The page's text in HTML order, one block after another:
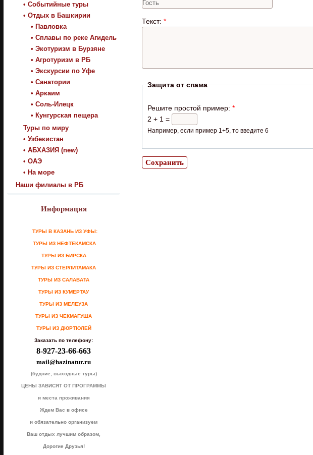
• Событийные туры
• Отдых в Башкирии
• Павловка
• Сплавы по реке Агидель
• Экотуризм в Бурзяне
• Агротуризм в РБ
• Экскурсии по Уфе
• Санатории
• Аркаим
• Соль-Илецк
• Кунгурская пещера
Туры по миру
• Узбекистан
• АБХАЗИЯ (new)
• ОАЭ
• На море
Наши филиалы в РБ
Информация
ТУРЫ В КАЗАНЬ ИЗ УФЫ:
ТУРЫ ИЗ НЕФТЕКАМСКА
ТУРЫ ИЗ БИРСКА
ТУРЫ ИЗ СТЕРЛИТАМАКА
ТУРЫ ИЗ САЛАВАТА
ТУРЫ ИЗ КУМЕРТАУ
ТУРЫ ИЗ МЕЛЕУЗА
ТУРЫ ИЗ ЧЕКМАГУША
ТУРЫ ИЗ ДЮРТЮЛЕЙ
Заказать по телефону:
8-927-23-66-663
mail@hazinatur.ru
(будние, выходные туры)
ЦЕНЫ ЗАВИСЯТ ОТ ПРОГРАММЫ
и места проживания
Ждем Вас в офисе
и обязательно организуем
Ваш отдых лучшим образом,
Дорогие Друзья!
Текст: *
Защита от спама
Решите простой пример: *
2 + 1 =
Например, если пример 1+5, то введите 6